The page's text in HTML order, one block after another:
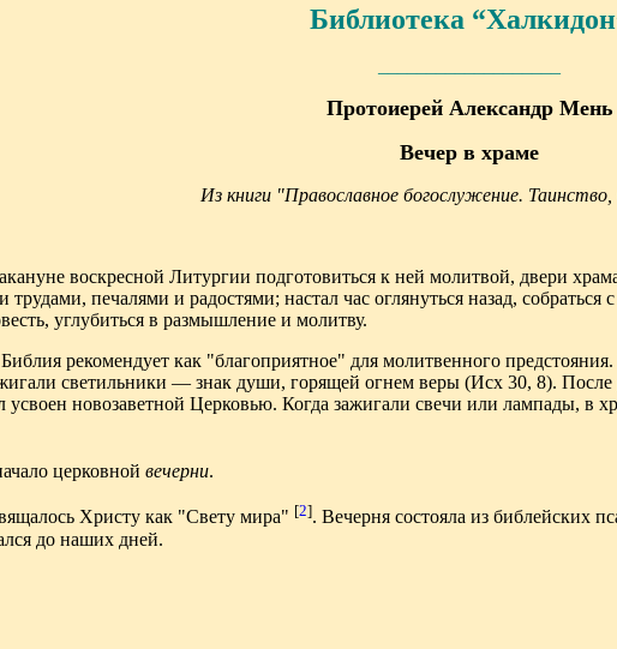
Библиотека
Протоиерей Александр Мень
Вечер в храме
Из книги "Православное богослужение.
воскресной Литургии подготовиться к ней молитвой, двери
трудами, печалями и радостями; настал час оглянуться назад,
углубиться в размышление и молитву.
рекомендует как "благоприятное" для молитвенного
светильники — знак души, горящей огнем веры (Исх 30, 8).
усвоен новозаветной Церковью. Когда зажигали свечи или лампады, в
церковной вечерни.
Христу как "Свету мира" [2]. Вечерня состояла из библейских
до наших дней.